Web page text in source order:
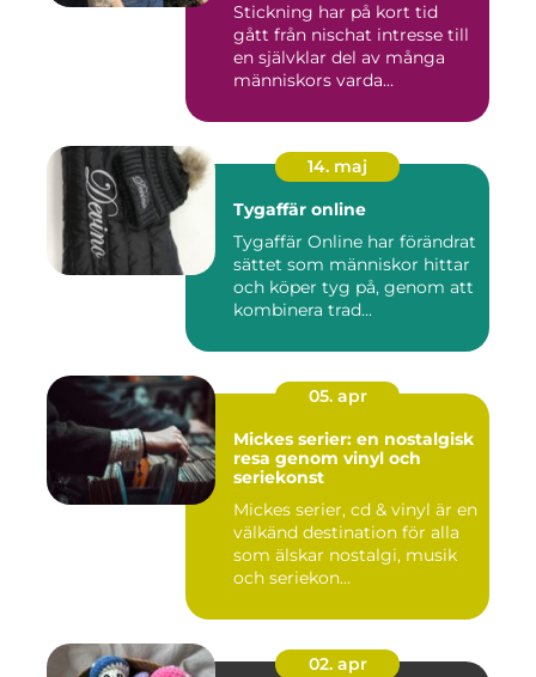
Stickning har på kort tid
gått från nischat intresse till
en självklar del av många
människors varda...
14. maj
Tygaffär online
Tygaffär Online har förändrat
sättet som människor hittar
och köper tyg på, genom att
kombinera trad...
05. apr
Mickes serier: en nostalgisk
resa genom vinyl och
seriekonst
Mickes serier, cd & vinyl är en
välkänd destination för alla
som älskar nostalgi, musik
och seriekon...
02. apr